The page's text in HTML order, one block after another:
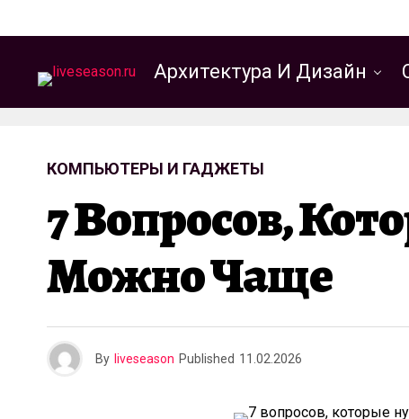
Архитектура И Дизайн
КОМПЬЮТЕРЫ И ГАДЖЕТЫ
7 Вопросов,
Можно Чаще
By liveseason Published 11.02.2026